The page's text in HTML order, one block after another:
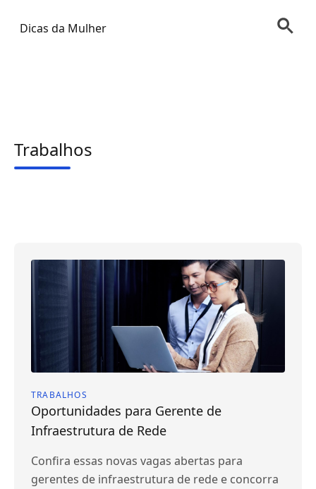
Dicas da Mulher
Trabalhos
TRABALHOS
Oportunidades para Gerente de
Infraestrutura de Rede
Confira essas novas vagas abertas para
gerentes de infraestrutura de rede e concorra